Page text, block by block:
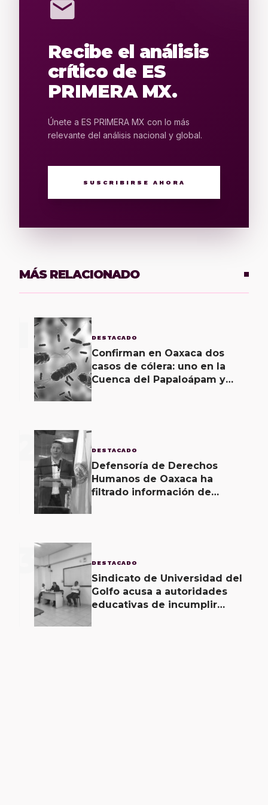
mail
Recibe el análisis
crítico de ES
PRIMERA MX.
Únete a ES PRIMERA MX con lo más
relevante del análisis nacional y global.
SUSCRIBIRSE AHORA
MÁS RELACIONADO
DESTACADO
Confirman en Oaxaca dos
casos de cólera: uno en la
Cuenca del Papaloápam y
2 DESTACADO
Defensoría de Derechos
Humanos de Oaxaca ha
filtrado información de
3 DESTACADO
Sindicato de Universidad del
Golfo acusa a autoridades
educativas de incumplir